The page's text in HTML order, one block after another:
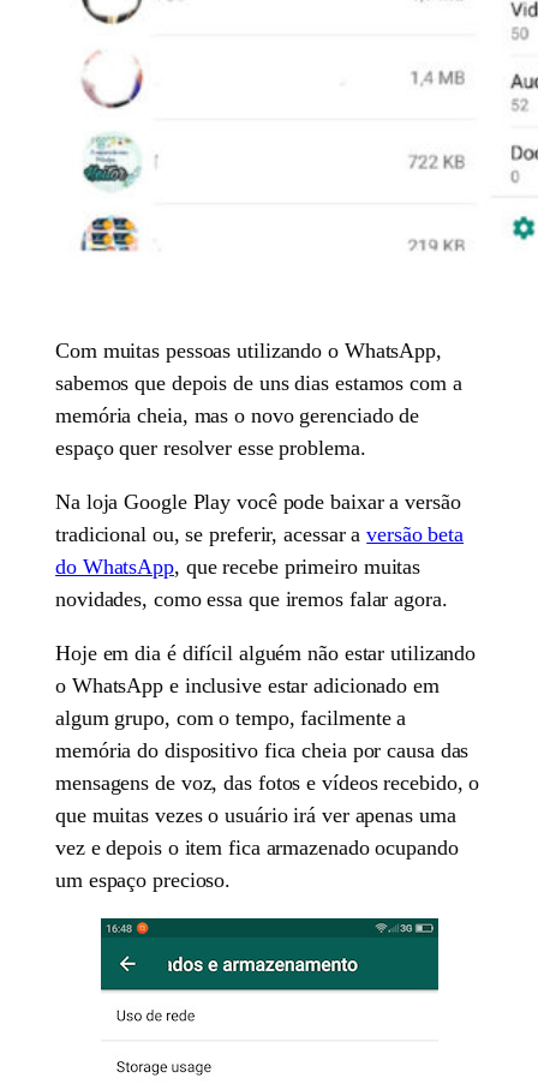
Com muitas pessoas utilizando o WhatsApp,
sabemos que depois de uns dias estamos com a
memória cheia, mas o novo gerenciado de
espaço quer resolver esse problema.
Na loja Google Play você pode baixar a versão
tradicional ou, se preferir, acessar aversão beta
do WhatsApp, que recebe primeiro muitas
novidades, como essa que iremos falar agora.
Hoje em dia é difícil alguém não estar utilizando
o WhatsApp e inclusive estar adicionado em
algum grupo, com o tempo, facilmente a
memória do dispositivo fica cheia por causa das
mensagens de voz, das fotos e vídeos recebido, o
que muitas vezes o usuário irá ver apenas uma
vez e depois o item fica armazenado ocupando
um espaço precioso.